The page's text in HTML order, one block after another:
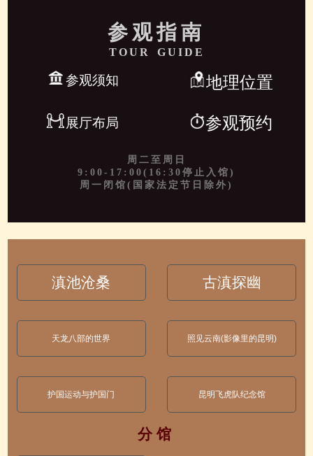
参观指南
TOUR GUIDE
参观须知 地理位置
展厅布局 参观预约
周二至周日
9:00-17:00(16:30停止入馆)
周一闭馆(国家法定节日除外)
滇池沧桑 古滇探幽
天龙八部的世界 照见云南(影像里的昆明)
护国运动与护国门 昆明飞虎队纪念馆
分 馆